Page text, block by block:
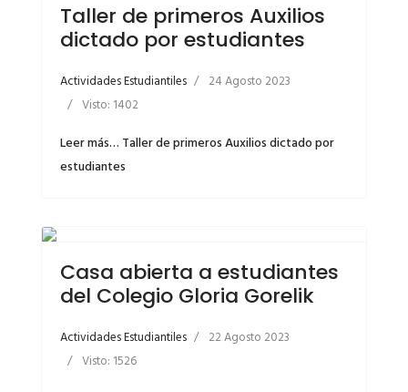
Taller de primeros Auxilios
dictado por estudiantes
Actividades Estudiantiles
24 Agosto 2023
Visto: 1402
Leer más… Taller de primeros Auxilios dictado por
estudiantes
Casa abierta a estudiantes
del Colegio Gloria Gorelik
Actividades Estudiantiles
22 Agosto 2023
Visto: 1526